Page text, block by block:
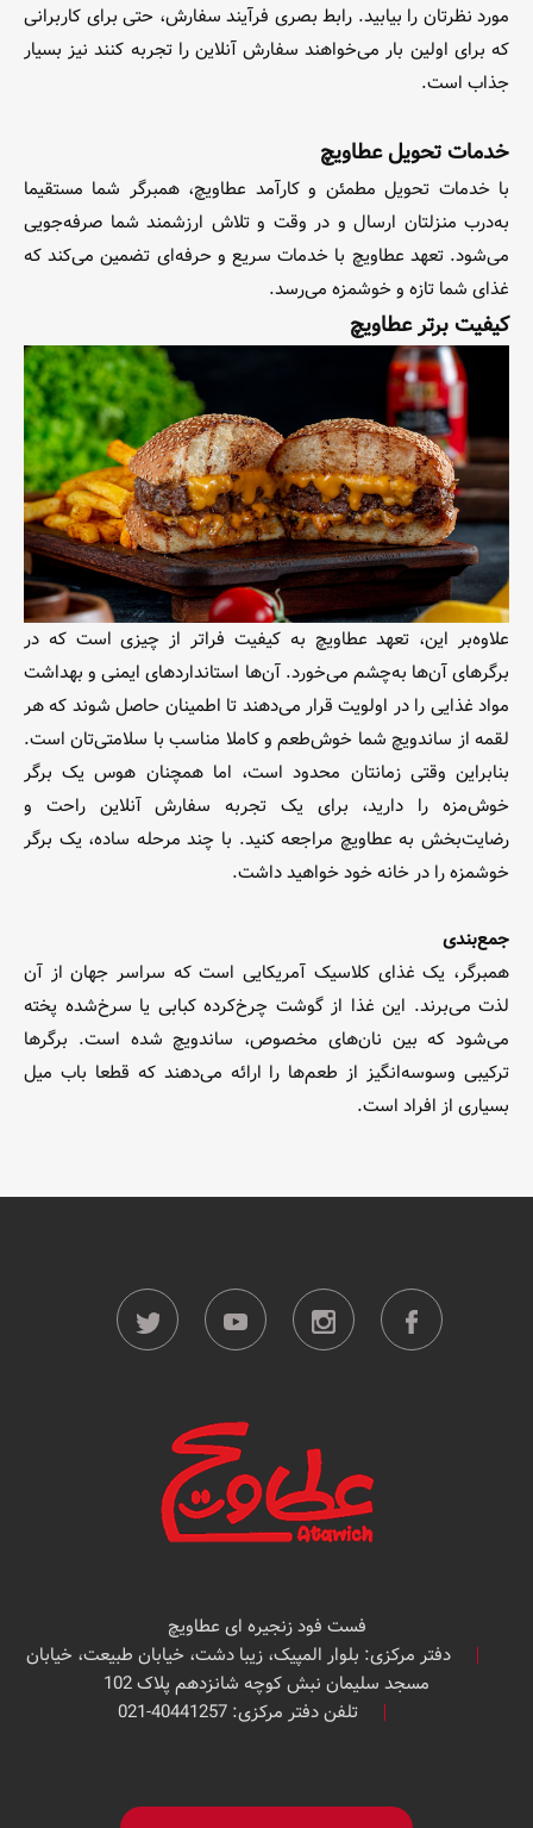
مورد نظرتان را بیابید. رابط بصری فرآیند سفارش، حتی برای کاربرانی
که برای اولین بار می‌خواهند سفارش آنلاین را تجربه کنند نیز بسیار
جذاب است.
خدمات تحویل عطاویچ
با خدمات تحویل مطمئن و کارآمد عطاویچ، همبرگر شما مستقیما
به‌درب منزلتان ارسال و در وقت و تلاش ارزشمند شما صرفه‌جویی
می‌شود. تعهد عطاویچ با خدمات سریع و حرفه‌ای تضمین می‌کند که
غذای شما تازه و خوشمزه می‌رسد.
کیفیت برتر عطاویچ
علاوه‌بر این، تعهد عطاویچ به کیفیت فراتر از چیزی است که در
برگرهای آن‌ها به‌چشم می‌خورد. آن‌ها استانداردهای ایمنی و بهداشت
مواد غذایی را در اولویت قرار می‌دهند تا اطمینان حاصل شوند که هر
لقمه از ساندویچ شما خوش‌طعم و کاملا مناسب با سلامتی‌تان است.
بنابراین وقتی زمانتان محدود است، اما همچنان هوس یک برگر
خوش‌مزه را دارید، برای یک تجربه سفارش آنلاین راحت و
رضایت‌بخش به عطاویچ مراجعه کنید. با چند مرحله ساده، یک برگر
خوشمزه را در خانه خود خواهید داشت.
جمع‌بندی
همبرگر، یک غذای کلاسیک آمریکایی است که سراسر جهان از آن
لذت می‌برند. این غذا از گوشت چرخ‌کرده کبابی یا سرخ‌شده پخته
می‌شود که بین نان‌های مخصوص، ساندویچ شده است. برگرها
ترکیبی وسوسه‌انگیز از طعم‌ها را ارائه می‌دهند که قطعا باب میل
بسیاری از افراد است.
فست فود زنجیره ای عطاویچ
دفتر مرکزی: بلوار المپیک، زیبا دشت، خیابان طبیعت، خیابان
مسجد سلیمان نبش کوچه شانزدهم پلاک 102
تلفن دفتر مرکزی: 40441257-021